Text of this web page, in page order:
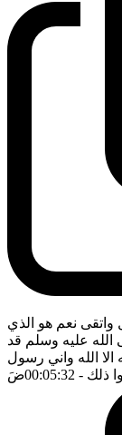
واتقى نعم هو الذي
الله عليه وسلم قد
الله واني رسول
ذلك - 00:05:32 ضَ